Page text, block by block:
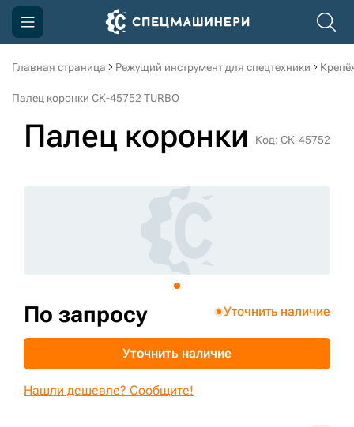
Главная страница Режущий инструмент для спецтехники
Палец коронки СК-45752 TURBO
Палец коронки Код: СК-45752
По запросу Уточнить наличие
Уточнить наличие
Нашли дешевле? Сообщите!
Компания
Доставка и оплата
+7 (499) 394-50-93